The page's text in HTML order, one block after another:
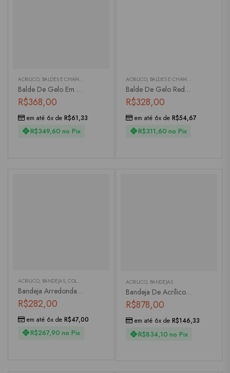
ACRÍLICO, BALDES E CHAMPANHEIRAS
Balde De Gelo Em Acrílico Transparente Com Detalhe Em Bolhas
R$368,00
R$349,60 no Pix
em até 6x de R$61,33
ACRÍLICO, BALDES E CHAMPANHEIRAS
Balde De Gelo Redondo Acrílico Transparente
R$328,00
R$311,60 no Pix
em até 6x de R$54,67
ACRÍLICO, BANDEJAS,COLEÇÕES LINHA PISCINA
Bandeja Arredondada Em Melamina Borda Verde
R$282,00
R$267,90 no Pix
em até 6x de R$47,00
ACRÍLICO, BANDEJAS
Bandeja De Acrílico Com Alça
R$878,00
R$834,10 no Pix
em até 6x de R$146,33